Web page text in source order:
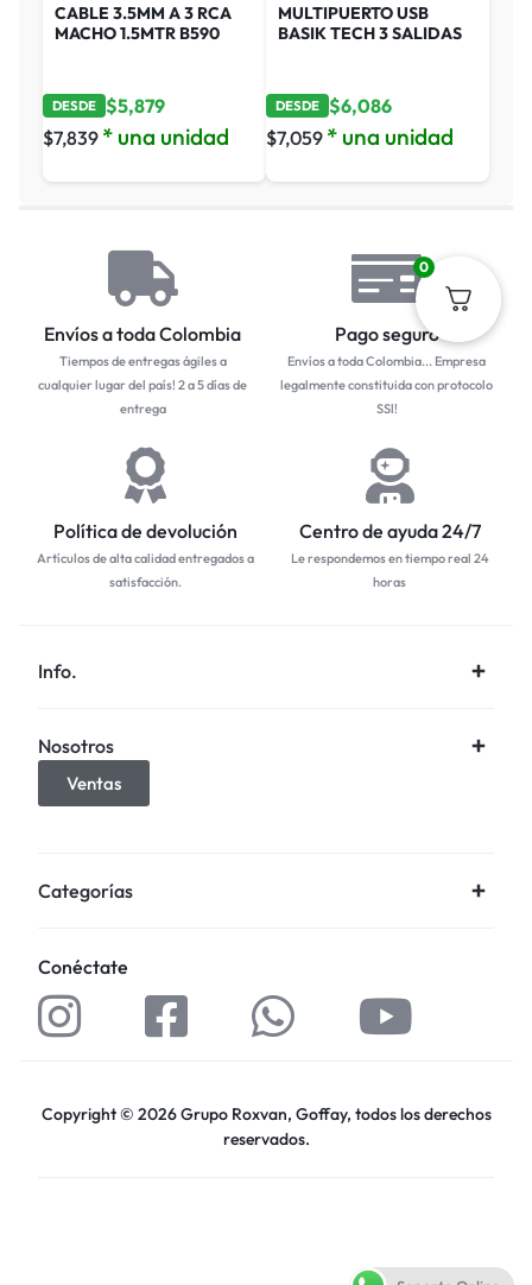
CABLE 3.5MM A 3 RCA
MACHO 1.5MTR B590
DESDE $5,879
$7,839 * una unidad
MULTIPUERTO USB
BASIK TECH 3 SALIDAS
DESDE $6,086
$7,059 * una unidad
Envíos a toda Colombia
Tiempos de entregas ágiles a
cualquier lugar del país! 2 a 5 días de
entrega
Pago seguro
Envíos a toda Colombia... Empresa
legalmente constituida con protocolo
SSl!
Política de devolución
Artículos de alta calidad entregados a
satisfacción.
Centro de ayuda 24/7
Le respondemos en tiempo real 24
horas
Info.
Nosotros
Ventas
Categorías
Conéctate
Copyright © 2026 Grupo Roxvan, Goffay, todos los derechos
reservados.
0